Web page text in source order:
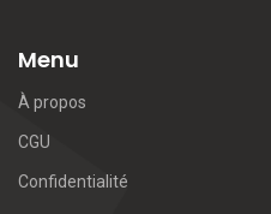
Menu
À propos
CGU
Confidentialité